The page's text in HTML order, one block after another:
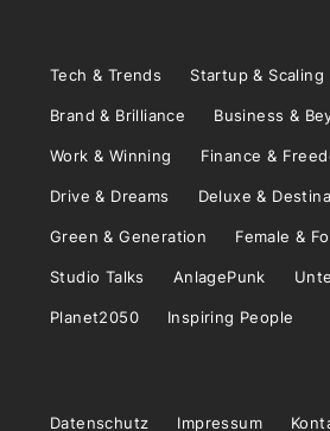
Tech & Trends Startup & Scaling
Brand & Brilliance Business &
Work & Winning Finance &
Drive & Dreams Deluxe &
Green & Generation Female &
Studio Talks AnlagePunk
Planet2050 Inspiring People
Datenschutz Impressum